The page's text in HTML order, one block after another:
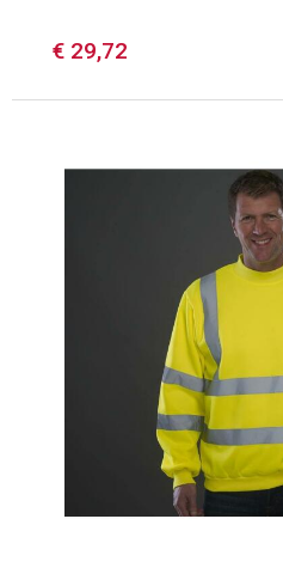
€ 29,72
Minimale afname: 1